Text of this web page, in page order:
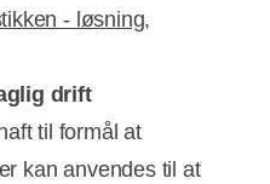
Annonce
- løsning,
drift
til formål at
kan anvendes til at